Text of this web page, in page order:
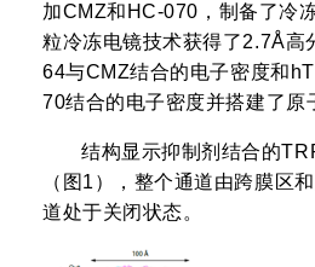
加CMZ和HC-070，制备了冷
粒冷冻电镜技术获得了2.7Å高
64与CMZ结合的电子密度和
70结合的电子密度并搭建了原
结构显示抑制剂结合的
（图1），整个通道由跨膜区
道处于关闭状态。